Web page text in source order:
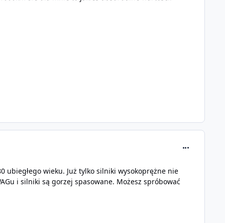
wieku. Już tylko silniki wysokoprężne nie
i silniki są gorzej spasowane. Możesz spróbować